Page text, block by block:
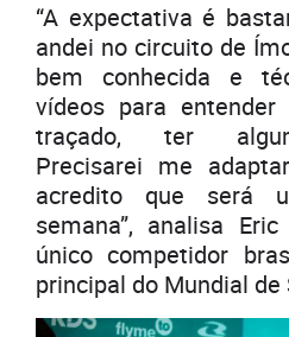
“A expectativa é
andei no circuito de
bem conhecida e
vídeos para
traçado, ter
Precisarei me
acredito que será
semana”, analisa
único competidor
principal do Mundial de